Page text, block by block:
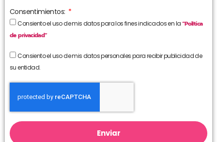
Consentimientos:
Consiento el uso de mis datos para los fines indicados en la“Política
de privacidad”
Consiento el uso de mis datos personales para recibir publicidad de
su entidad.
Enviar